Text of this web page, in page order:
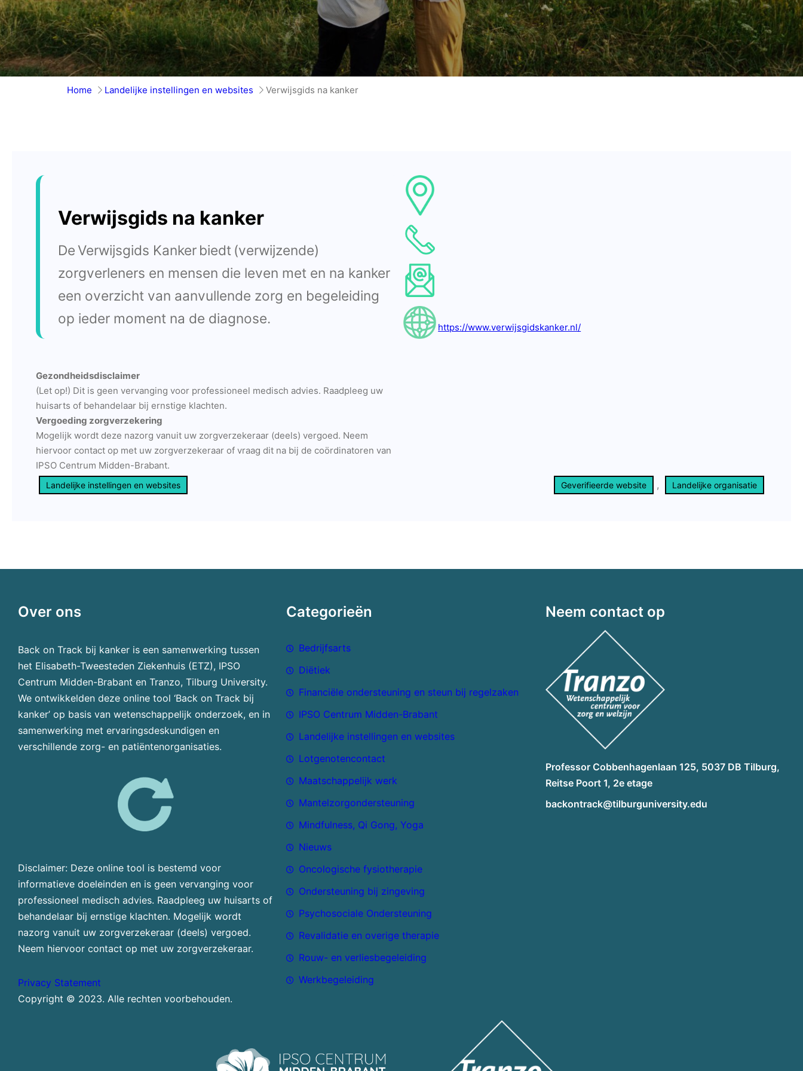
Home Landelijke instellingen en websites Verwijsgids na kanker
Verwijsgids na kanker
De Verwijsgids Kanker biedt (verwijzende)
zorgverleners en mensen die leven met en na kanker
een overzicht van aanvullende zorg en begeleiding
op ieder moment na de diagnose.
Gezondheidsdisclaimer
(Let op!) Dit is geen vervanging voor professioneel medisch advies. Raadpleeg uw
huisarts of behandelaar bij ernstige klachten.
Vergoeding zorgverzekering
Mogelijk wordt deze nazorg vanuit uw zorgverzekeraar (deels) vergoed. Neem
hiervoor contact op met uw zorgverzekeraar of vraag dit na bij de coördinatoren van
IPSO Centrum Midden-Brabant.
https://www.verwijsgidskanker.nl/
Landelijke instellingen en websites Geverifieerde website , Landelijke organisatie
Over ons
Back on Track bij kanker is een samenwerking tussen
het Elisabeth-Tweesteden Ziekenhuis (ETZ), IPSO
Centrum Midden-Brabant en Tranzo, Tilburg University.
We ontwikkelden deze online tool ‘Back on Track bij
kanker’ op basis van wetenschappelijk onderzoek, en in
samenwerking met ervaringsdeskundigen en
verschillende zorg- en patiëntenorganisaties.
Disclaimer: Deze online tool is bestemd voor
informatieve doeleinden en is geen vervanging voor
professioneel medisch advies. Raadpleeg uw huisarts of
behandelaar bij ernstige klachten. Mogelijk wordt
nazorg vanuit uw zorgverzekeraar (deels) vergoed.
Neem hiervoor contact op met uw zorgverzekeraar.
Privacy Statement
Copyright © 2023. Alle rechten voorbehouden.
Categorieën
Bedrijfsarts
Diëtiek
Financiële ondersteuning en steun bij regelzaken
IPSO Centrum Midden-Brabant
Landelijke instellingen en websites
Lotgenotencontact
Maatschappelijk werk
Mantelzorgondersteuning
Mindfulness, Qi Gong, Yoga
Nieuws
Oncologische fysiotherapie
Ondersteuning bij zingeving
Psychosociale Ondersteuning
Revalidatie en overige therapie
Rouw- en verliesbegeleiding
Werkbegeleiding
Neem contact op
Professor Cobbenhagenlaan 125, 5037 DB Tilburg,
Reitse Poort 1, 2e etage
backontrack@tilburguniversity.edu